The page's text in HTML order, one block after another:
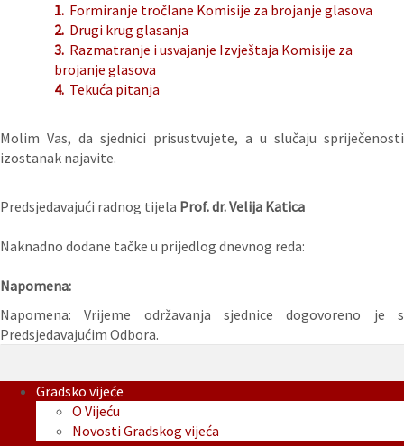
1. Formiranje tročlane Komisije za brojanje glasova
2. Drugi krug glasanja
3. Razmatranje i usvajanje Izvještaja Komisije za
brojanje glasova
4. Tekuća pitanja
Molim Vas, da sjednici prisustvujete, a u slučaju spriječenosti
izostanak najavite.
Predsjedavajući radnog tijela Prof. dr. Velija Katica
Naknadno dodane tačke u prijedlog dnevnog reda:
Napomena:
Napomena: Vrijeme održavanja sjednice dogovoreno je s
Predsjedavajućim Odbora.
Gradsko vijeće
O Vijeću
Novosti Gradskog vijeća